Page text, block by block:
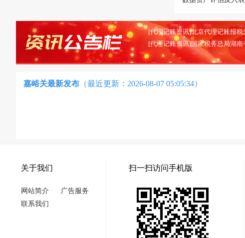
嘉峪关最新发布 （最近更新：2026-08-07 05:05:34）
关于我们
网站简介
广告服务
联系我们
扫一扫访问手机版